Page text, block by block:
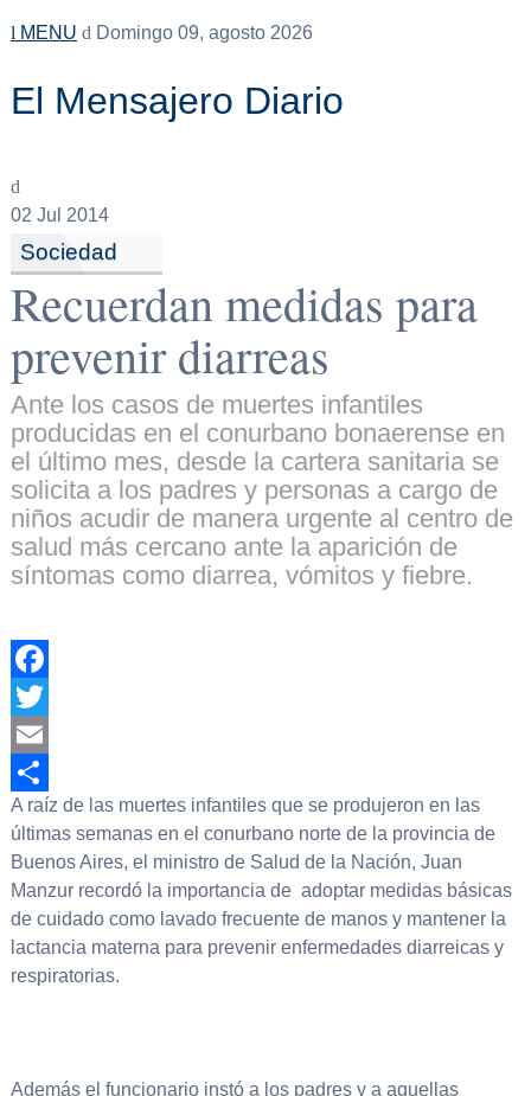
MENU Domingo 09, agosto 2026
El Mensajero Diario
02 Jul 2014
Sociedad
Recuerdan medidas para
prevenir diarreas
Ante los casos de muertes infantiles
producidas en el conurbano bonaerense en
el último mes, desde la cartera sanitaria se
solicita a los padres y personas a cargo de
niños acudir de manera urgente al centro de
salud más cercano ante la aparición de
síntomas como diarrea, vómitos y fiebre.
Facebook
Twitter
Email
Compartir
A raíz de las muertes infantiles que se produjeron en las
últimas semanas en el conurbano norte de la provincia de
Buenos Aires, el ministro de Salud de la Nación, Juan
Manzur recordó la importancia de adoptar medidas básicas
de cuidado como lavado frecuente de manos y mantener la
lactancia materna para prevenir enfermedades diarreicas y
respiratorias.
Además el funcionario instó a los padres y a aquellas